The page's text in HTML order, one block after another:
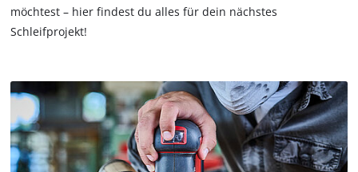
möchtest – hier findest du alles für dein nächstes
Schleifprojekt!